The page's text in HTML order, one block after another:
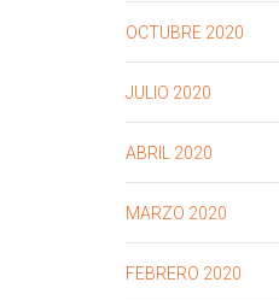
OCTUBRE 2020
JULIO 2020
ABRIL 2020
MARZO 2020
FEBRERO 2020